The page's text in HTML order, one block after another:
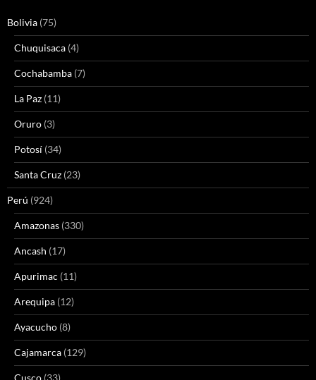
Bolivia (75)
Chuquisaca (4)
Cochabamba (7)
La Paz (11)
Oruro (3)
Potosí (34)
Santa Cruz (23)
Perú (924)
Amazonas (330)
Ancash (17)
Apurimac (11)
Arequipa (12)
Ayacucho (8)
Cajamarca (129)
Cusco (33)